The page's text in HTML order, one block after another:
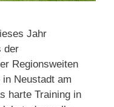
Jahr
der
Regionsweiten
Neustadt am
harte Training in